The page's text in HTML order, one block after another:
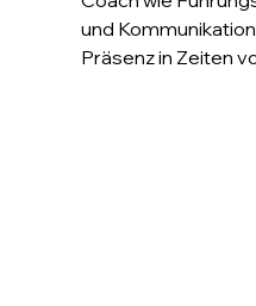
und
Präsenz in Zeiten